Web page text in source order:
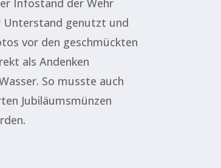
Unterstand genutzt und
vor den geschmückten
als Andenken
So musste auch
Jubiläumsmünzen